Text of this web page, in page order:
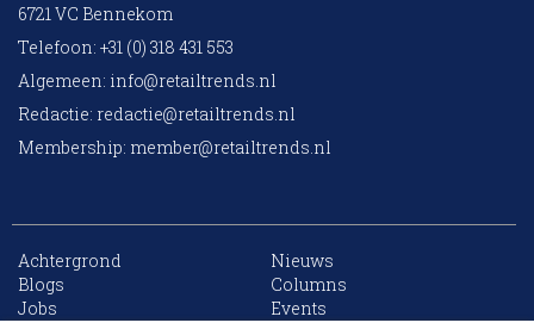
6721 VC Bennekom
Telefoon: +31 (0) 318 431 553
Algemeen: info@retailtrends.nl
Redactie: redactie@retailtrends.nl
Membership: member@retailtrends.nl
Achtergrond
Nieuws
Blogs
Columns
Jobs
Events
10 collega’s